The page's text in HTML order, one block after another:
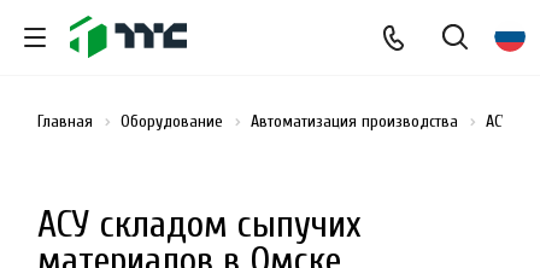
АСУ складом сыпучих
Главная Оборудование Автоматизация производства АСУ